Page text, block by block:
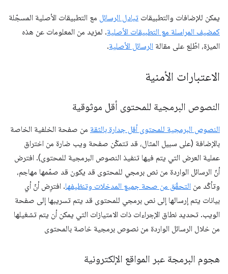
يمكن للإضافات والتطبيقات تبادل الرسائل مع التطبيقات الأصلية المسجّلة
كمضيف المراسلة مع التطبيقات الأصلية. لمزيد من المعلومات عن هذه
الميزة، اطّلِع على مقالة الرسائل الأصلية.
الاعتبارات الأمنية
النصوص البرمجية للمحتوى أقل موثوقية
النصوص البرمجية للمحتوى أقل جدارة بالثقة من صفحة الخلفية الخاصة
بالإضافة (على سبيل المثال، قد تتمكّن صفحة ويب ضارة من اختراق
عملية العرض التي يتم فيها تنفيذ النصوص البرمجية للمحتوى). افترض
أنّ الرسائل الواردة من نص برمجي للمحتوى قد يكون قد صمّمها مهاجم،
وتأكّد من التحقّق من صحة جميع المدخلات وتنظيفها. افترِض أنّ أي
بيانات يتم إرسالها إلى نص برمجي للمحتوى قد يتم تسريبها إلى صفحة
الويب. تحديد نطاق الإجراءات ذات الامتيازات التي يمكن أن يتم تشغيلها
من خلال الرسائل الواردة من نصوص برمجية خاصة بالمحتوى
هجوم البرمجة عبر المواقع الإلكترونية